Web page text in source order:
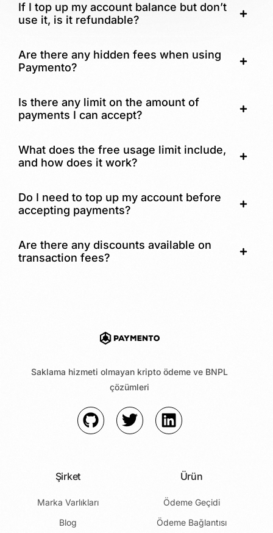
If I top up my account balance but don’t
use it, is it refundable?
Are there any hidden fees when using
Paymento?
Is there any limit on the amount of
payments I can accept?
What does the free usage limit include,
and how does it work?
Do I need to top up my account before
accepting payments?
Are there any discounts available on
transaction fees?
Saklama hizmeti olmayan kripto ödeme ve BNPL
çözümleri
Şirket
Marka Varlıkları
Blog
Ürün
Ödeme Geçidi
Ödeme Bağlantısı